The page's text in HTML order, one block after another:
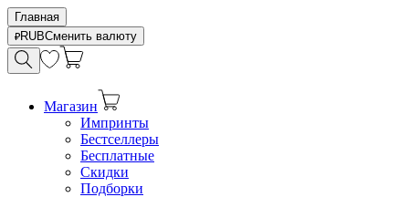
Главная
RUBСменить валюту
Магазин
Импринты
Бестселлеры
Бесплатные
Скидки
Подборки